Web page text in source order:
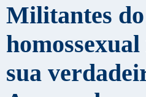
Militantes
sua